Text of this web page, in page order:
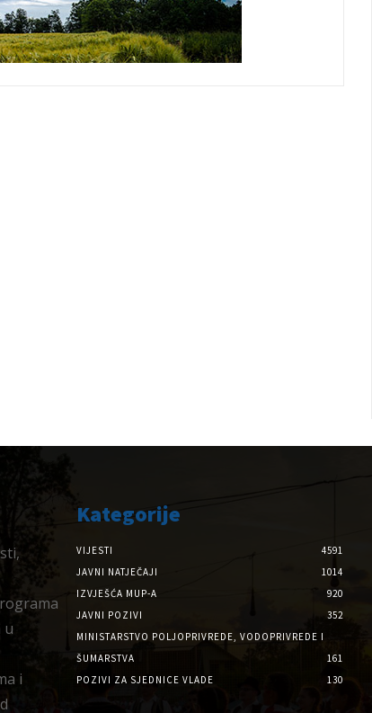
u
i
Kategorije
VIJESTI
4591
JAVNI NATJEČAJI
1014
IZVJEŠĆA MUP-A
920
JAVNI POZIVI
352
MINISTARSTVO POLJOPRIVREDE, VODOPRIVREDE I
ŠUMARSTVA
161
POZIVI ZA SJEDNICE VLADE
130